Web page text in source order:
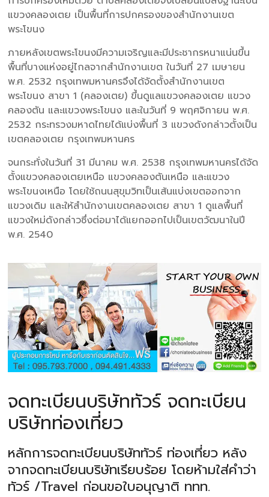
แขวงคลองเตย เป็นพื้นที่การปกครองของสำนักงานเขต
พระโขนง
ภายหลังเขตพระโขนงมีความเจริญและมีประชากรหนาแน่นขึ้น
พื้นที่บางแห่งอยู่ไกลจากสำนักงานเขต ในวันที่ 27 เมษายน
พ.ศ. 2532 กรุงเทพมหานครจึงได้จัดตั้งสำนักงานเขต
พระโขนง สาขา 1 (คลองเตย) ขึ้นดูแลแขวงคลองเตย แขวง
คลองตัน และแขวงพระโขนง และในวันที่ 9 พฤศจิกายน พ.ศ.
2532 กระทรวงมหาดไทยได้แบ่งพื้นที่ 3 แขวงดังกล่าวตั้งเป็น
เขตคลองเตย กรุงเทพมหานคร
จนกระทั่งในวันที่ 31 มีนาคม พ.ศ. 2538 กรุงเทพมหานครได้จัด
ตั้งแขวงคลองเตยเหนือ แขวงคลองตันเหนือ และแขวง
พระโขนงเหนือ โดยใช้ถนนสุขุมวิทเป็นเส้นแบ่งเขตออกจาก
แขวงเดิม และให้สำนักงานเขตคลองเตย สาขา 1 ดูแลพื้นที่
แขวงใหม่ดังกล่าวซึ่งต่อมาได้แยกออกไปเป็นเขตวัฒนาในปี
พ.ศ. 2540
จดทะเบียนบริษัททัวร์ จดทะเบียน
บริษัทท่องเที่ยว
หลักการจดทะเบียนบริษัททัวร์ ท่องเที่ยว หลัง
จากจดทะเบียนบริษัทเรียบร้อย โดยห้ามใส่คำว่า
ทัวร์ /Travel ก่อนขอใบอนุญาติ ททท.